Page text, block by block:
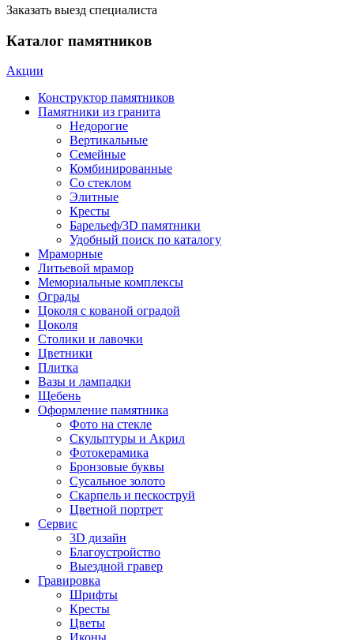
Заказать выезд специалиста
Каталог памятников
Акции
Конструктор памятников
Памятники из гранита
Недорогие
Вертикальные
Семейные
Комбинированные
Со стеклом
Элитные
Кресты
Барельеф/3D памятники
Удобный поиск по каталогу
Мраморные
Литьевой мрамор
Мемориальные комплексы
Ограды
Цоколя с кованой оградой
Цоколя
Столики и лавочки
Цветники
Плитка
Вазы и лампадки
Щебень
Оформление памятника
Фото на стекле
Скульптуры и Акрил
Фотокерамика
Бронзовые буквы
Сусальное золото
Скарпель и пескоструй
Цветной портрет
Сервис
3D дизайн
Благоустройство
Выездной гравер
Гравировка
Шрифты
Кресты
Цветы